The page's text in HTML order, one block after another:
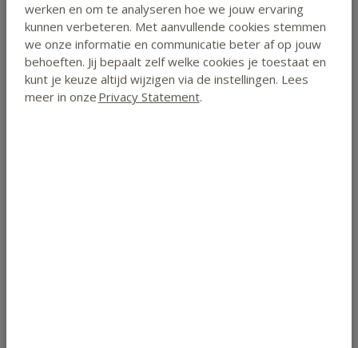
werken en om te analyseren hoe we jouw ervaring
kunnen verbeteren. Met aanvullende cookies stemmen
we onze informatie en communicatie beter af op jouw
behoeften. Jij bepaalt zelf welke cookies je toestaat en
kunt je keuze altijd wijzigen via de instellingen. Lees
meer in onze Privacy Statement.
- BATC
- VBAG
- CAT
- KTNO: 3 ECTS punten
- Platform CGZ